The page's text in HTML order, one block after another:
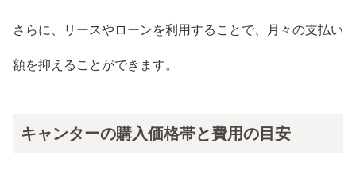
さらに、リースやローンを利用することで、月々の支払い
額を抑えることができます。
キャンターの購入価格帯と費用の目安